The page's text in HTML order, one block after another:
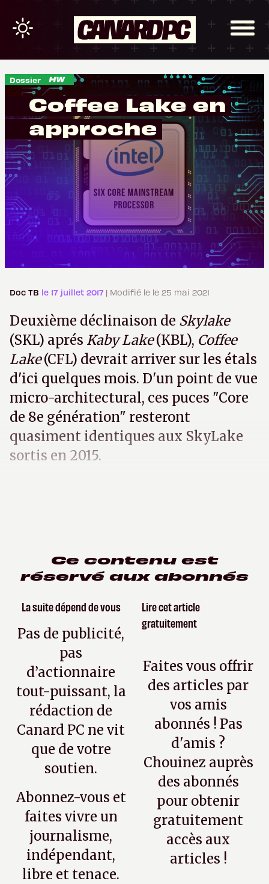
Dossier
Coffee Lake en
approche
Doc TB le 17 juillet 2017 | Modifié le le 25 mai 2021
Deuxième déclinaison de Skylake
(SKL) aprés Kaby Lake(KBL), Coffee
Lake(CFL) devrait arriver sur les étals
d'ici quelques mois. D'un point de vue
micro-architectural, ces puces "Core
de 8e génération" resteront
quasiment identiques aux SkyLake
sortis en 2015.
Ce contenu est
réservé aux abonnés
La suite dépend de vous
Pas de publicité,
pas
d’actionnaire
tout-puissant, la
rédaction de
Canard PC ne vit
que de votre
soutien.
Abonnez-vous et
faites vivre un
journalisme,
indépendant,
libre et tenace.
Lire cet article
gratuitement
Faites vous offrir
des articles par
vos amis
abonnés ! Pas
d'amis ?
Chouinez auprès
des abonnés
pour obtenir
gratuitement
accès aux
articles !